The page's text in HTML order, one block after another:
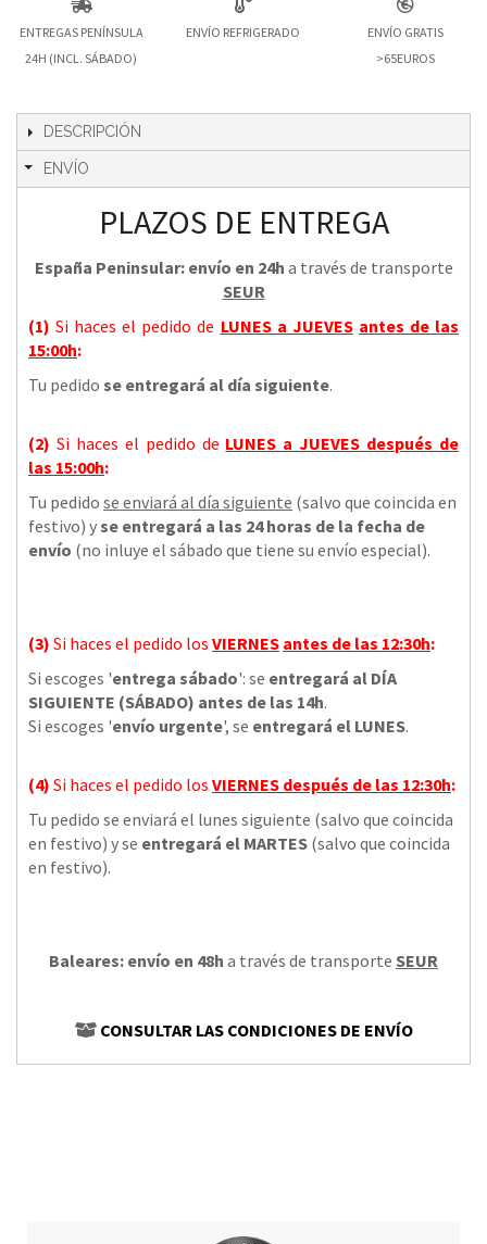
ENTREGAS PENÍNSULA
24H (INCL. SÁBADO)
ENVÍO REFRIGERADO
ENVÍO GRATIS
>65EUROS
DESCRIPCIÓN
ENVÍO
PLAZOS DE ENTREGA
España Peninsular: envío en 24h a través de transporte
SEUR
(1)Si haces el pedido de LUNES a JUEVES antes de las
15:00h:
Tu pedido se entregará al día siguiente.
(2) Si haces el pedido de LUNES a JUEVES después de
las 15:00h:
Tu pedido se enviará al día siguiente (salvo que coincida en
festivo) yse entregará a las 24 horas de la fecha de
envío (no inluye el sábado que tiene su envío especial).
(3) Si haces el pedido los VIERNES antes de las 12:30h:
Si escoges 'entrega sábado': se entregará al DÍA
SIGUIENTE (SÁBADO) antes de las 14h.
Si escoges 'envío urgente', se entregará el LUNES.
(4) Si haces el pedido los VIERNES después de las 12:30h:
Tu pedido se enviará el lunes siguiente (salvo que coincida
en festivo) y se entregará el MARTES (salvo que coincida
en festivo).
Baleares: envío en 48h a través de transporte SEUR
CONSULTAR LAS CONDICIONES DE ENVÍO